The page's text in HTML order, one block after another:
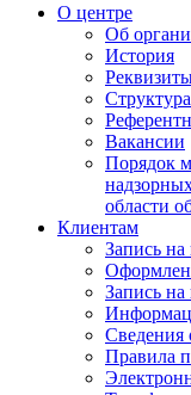
О центре
Об
История
Вакансии
Порядок
области
Клиентам
Запись
Запись на
Сведения
Правила